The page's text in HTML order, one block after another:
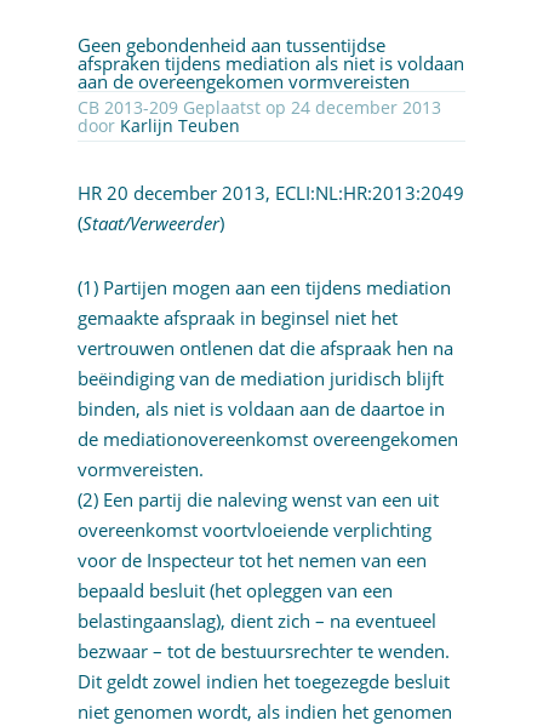
Geen gebondenheid aan tussentijdse
afspraken tijdens mediation als niet is voldaan
aan de overeengekomen vormvereisten
CB 2013-209 Geplaatst op 24 december 2013
door Karlijn Teuben
HR 20 december 2013, ECLI:NL:HR:2013:2049
(Staat/Verweerder)
(1) Partijen mogen aan een tijdens mediation
gemaakte afspraak in beginsel niet het
vertrouwen ontlenen dat die afspraak hen na
beëindiging van de mediation juridisch blijft
binden, als niet is voldaan aan de daartoe in
de mediationovereenkomst overeengekomen
vormvereisten.
(2) Een partij die naleving wenst van een uit
overeenkomst voortvloeiende verplichting
voor de Inspecteur tot het nemen van een
bepaald besluit (het opleggen van een
belastingaanslag), dient zich – na eventueel
bezwaar – tot de bestuursrechter te wenden.
Dit geldt zowel indien het toegezegde besluit
niet genomen wordt, als indien het genomen